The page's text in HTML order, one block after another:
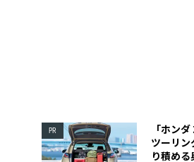
PR
「ホン
ツーリン
り積め